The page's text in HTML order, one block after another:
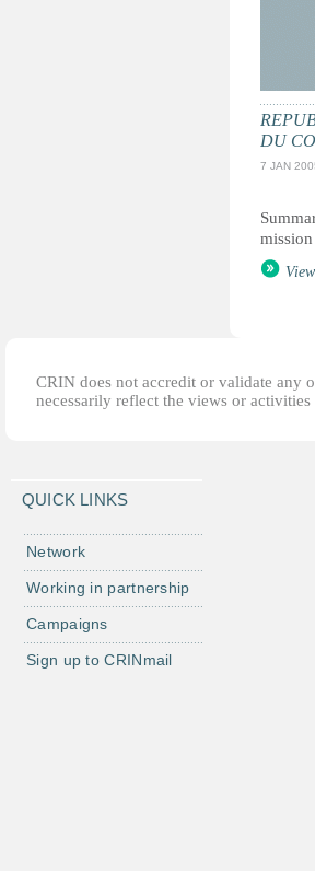
DU
7 JAN
CRIN does not accredit or validate any
necessarily reflect the views or
QUICK LINKS
Network
Working in partnership
Campaigns
Sign up to CRINmail